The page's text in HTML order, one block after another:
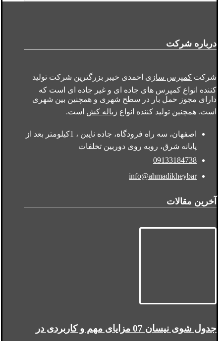
درباره شرکت
شرکت کمپرس سازی احمدی خیبر بزرگترین شرکت تولید
کننده انواع کمپرس های جاده ای و غیر جاده ای است که
دارای مجوز حمل بار در سطح شهری و همچنین بین شهری
است. همچنین تولید کننده انواع زباله کش است.
اصفهان، سه راه فرودگاه، جاده نایین ، 1کیلومتر بعد از
پایانه شرق، روبه روی دوربین تخلفات
09133184738
info@ahmadikheybar
آخرین مقالات
جدول شوی نیسان 07 مزایای مهم و کاربردی در